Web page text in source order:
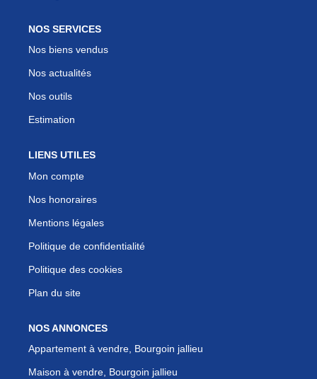
NOS SERVICES
Nos biens vendus
Nos actualités
Nos outils
Estimation
LIENS UTILES
Mon compte
Nos honoraires
Mentions légales
Politique de confidentialité
Politique des cookies
Plan du site
NOS ANNONCES
Appartement à vendre, Bourgoin jallieu
Maison à vendre, Bourgoin jallieu